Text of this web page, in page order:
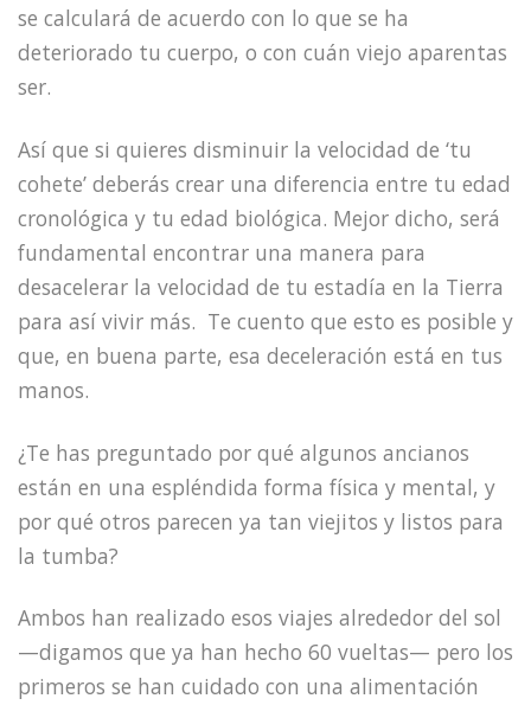
se calculará de acuerdo con lo que se ha
deteriorado tu cuerpo, o con cuán viejo aparentas
ser.
Así que si quieres disminuir la velocidad de ‘tu
cohete’ deberás crear una diferencia entre tu edad
cronológica y tu edad biológica. Mejor dicho, será
fundamental encontrar una manera para
desacelerar la velocidad de tu estadía en la Tierra
para así vivir más. Te cuento que esto es posible y
que, en buena parte, esa deceleración está en tus
manos.
¿Te has preguntado por qué algunos ancianos
están en una espléndida forma física y mental, y
por qué otros parecen ya tan viejitos y listos para
la tumba?
Ambos han realizado esos viajes alrededor del sol
—digamos que ya han hecho 60 vueltas— pero los
primeros se han cuidado con una alimentación